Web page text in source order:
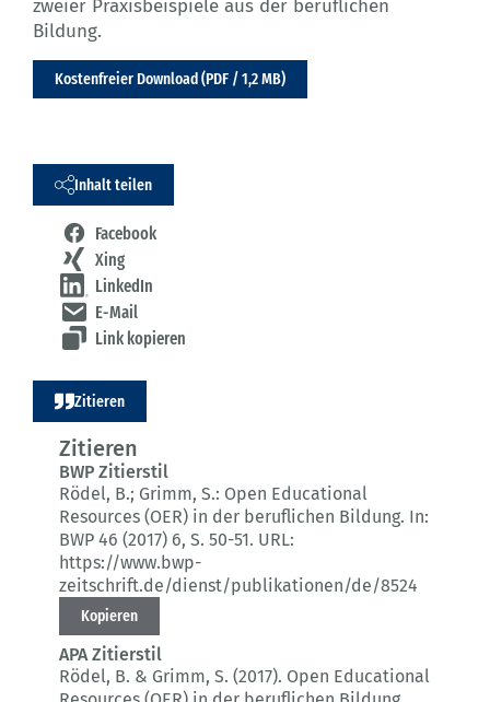
zweier Praxisbeispiele aus der beruflichen
Bildung.
Kostenfreier Download (PDF / 1,2 MB)
Inhalt teilen
Facebook
Xing
LinkedIn
E-Mail
Link kopieren
Zitieren
Zitieren
BWP Zitierstil
Rödel, B.; Grimm, S.: Open Educational
Resources (OER) in der beruflichen Bildung. In:
BWP 46 (2017) 6, S. 50-51. URL:
https://www.bwp-
zeitschrift.de/dienst/publikationen/de/8524
Kopieren
APA Zitierstil
Rödel, B. & Grimm, S. (2017). Open Educational